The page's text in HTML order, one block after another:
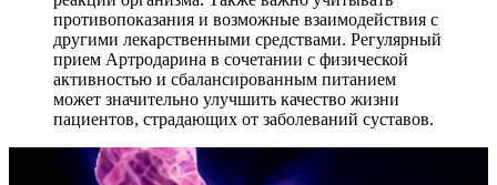
противопоказания и возможные взаимодействия с
другими лекарственными средствами. Регулярный
прием Артродарина в сочетании с физической
активностью и сбалансированным питанием
может значительно улучшить качество жизни
пациентов, страдающих от заболеваний суставов.